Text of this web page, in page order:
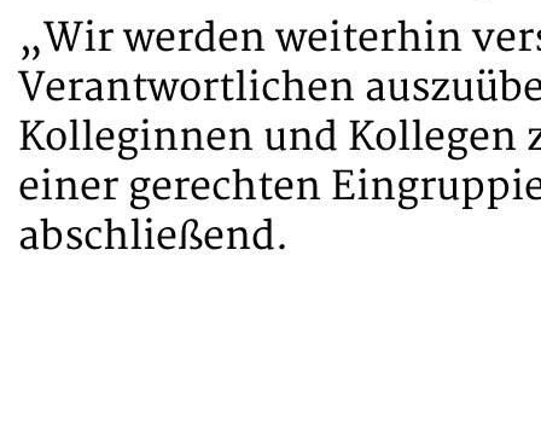
„Wir werden weiterhin
Verantwortlichen
Kolleginnen und Kollegen
einer gerechten
abschließend.